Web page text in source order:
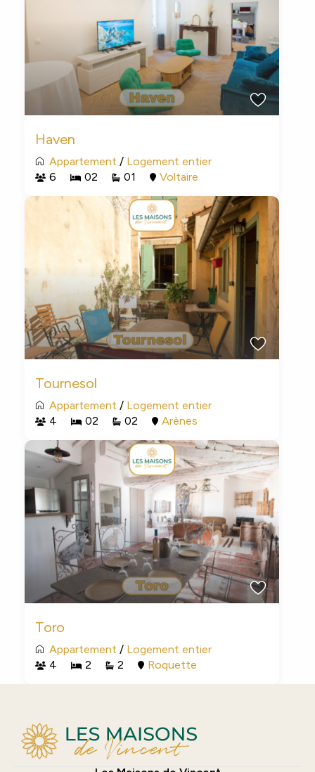
Haven
Appartement / Logement entier
6
02 01 Voltaire
Tournesol
Appartement / Logement entier
4
02 02 Arènes
Toro
Appartement / Logement entier
4
2 2 Roquette